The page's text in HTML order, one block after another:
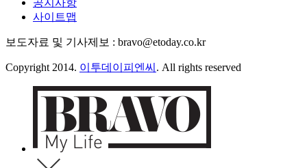
공지사항
사이트맵
보도자료 및 기사제보 : bravo@etoday.co.kr
Copyright 2014. 이투데이피엔씨 . All rights reserved